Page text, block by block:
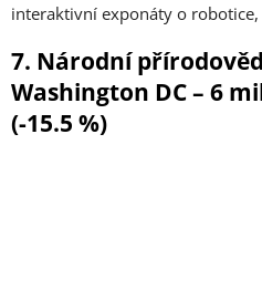
interaktivní exponáty o
7. Národní
Washington DC – 6
(-15.5 %)